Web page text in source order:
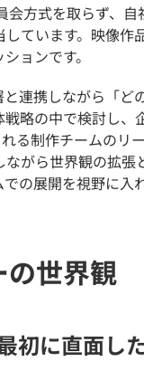
会方式を取らず、自
ています。映像作
ョンです。
連携しながら「ど
略の中で検討し、
る制作チームのリ
がら世界観の拡張
の展開を視野に入
世界観
初に直面し